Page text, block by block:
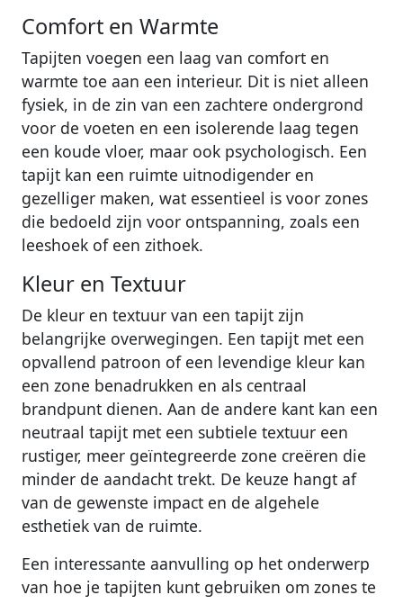
Comfort en Warmte
Tapijten voegen een laag van comfort en
warmte toe aan een interieur. Dit is niet alleen
fysiek, in de zin van een zachtere ondergrond
voor de voeten en een isolerende laag tegen
een koude vloer, maar ook psychologisch. Een
tapijt kan een ruimte uitnodigender en
gezelliger maken, wat essentieel is voor zones
die bedoeld zijn voor ontspanning, zoals een
leeshoek of een zithoek.
Kleur en Textuur
De kleur en textuur van een tapijt zijn
belangrijke overwegingen. Een tapijt met een
opvallend patroon of een levendige kleur kan
een zone benadrukken en als centraal
brandpunt dienen. Aan de andere kant kan een
neutraal tapijt met een subtiele textuur een
rustiger, meer geïntegreerde zone creëren die
minder de aandacht trekt. De keuze hangt af
van de gewenste impact en de algehele
esthetiek van de ruimte.
Een interessante aanvulling op het onderwerp
van hoe je tapijten kunt gebruiken om zones te